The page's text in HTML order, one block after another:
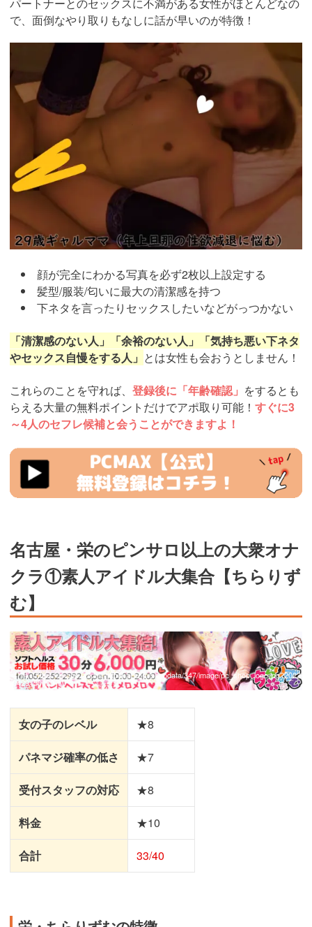
で、面倒なやり取りもなしに話が早いのが特徴！
https://pcmax.jp/lp/?
ad_id=rm327007
顔が完全にわかる写真を必ず2枚以上設定する
髪型/服装/匂いに最大の清潔感を持つ
下ネタを言ったりセックスしたいなどがっつかない
「清潔感のない人」「余裕のない人」「気持ち悪い下ネタ
やセックス自慢をする人」 とは女性も会おうとしません！
これらのことを守れば、 登録後に「年齢確認」 をするとも
らえる大量の無料ポイントだけでアポ取り可能！ すぐに3
～4人のセフレ候補と会うことができますよ！
https://pcmax.jp/lp/?
ad_id=rm327007
名古屋・栄のピンサロ以上の大衆オナ
クラ①素人アイドル大集合【ちらりず
む】
引用：https://image.nukinavi-toukai.com/shopdata/347/image/pc_shop_logo.jpg?2022
0429150030
女の子のレベル ★8
パネマジ確率の低さ ★7
受付スタッフの対応 ★8
料金 ★10
合計 33/40